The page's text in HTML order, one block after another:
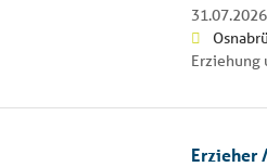
Erziehung
Erzieher